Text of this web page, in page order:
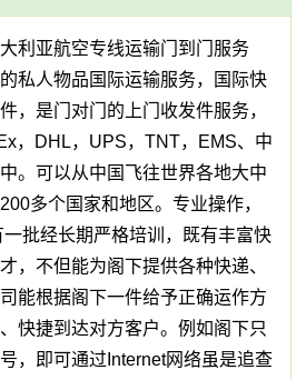
亚航空专线运输门到门服务
人物品国际运输服务，国际快
，是门对门的上门收发件服务，
，DHL，UPS，TNT，EMS、中
。可以从中国飞往世界各地大中
多个国家和地区。专业操作，
批经长期严格培训，既有丰富快
，不但能为阁下提供各种快递、
能根据阁下一件给予正确运作方
快捷到达对方客户。例如阁下只
，即可通过Internet网络虽是追查